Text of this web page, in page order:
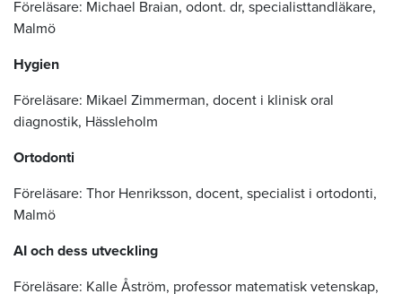
Föreläsare: Michael Braian, odont. dr, specialisttandläkare,
Malmö
Hygien
Föreläsare: Mikael Zimmerman, docent i klinisk oral
diagnostik, Hässleholm
Ortodonti
Föreläsare: Thor Henriksson, docent, specialist i ortodonti,
Malmö
AI och dess utveckling
Föreläsare: Kalle Åström, professor matematisk vetenskap,